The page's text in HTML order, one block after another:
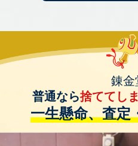
錬金
普通なら捨ててし
一生懸命、査定